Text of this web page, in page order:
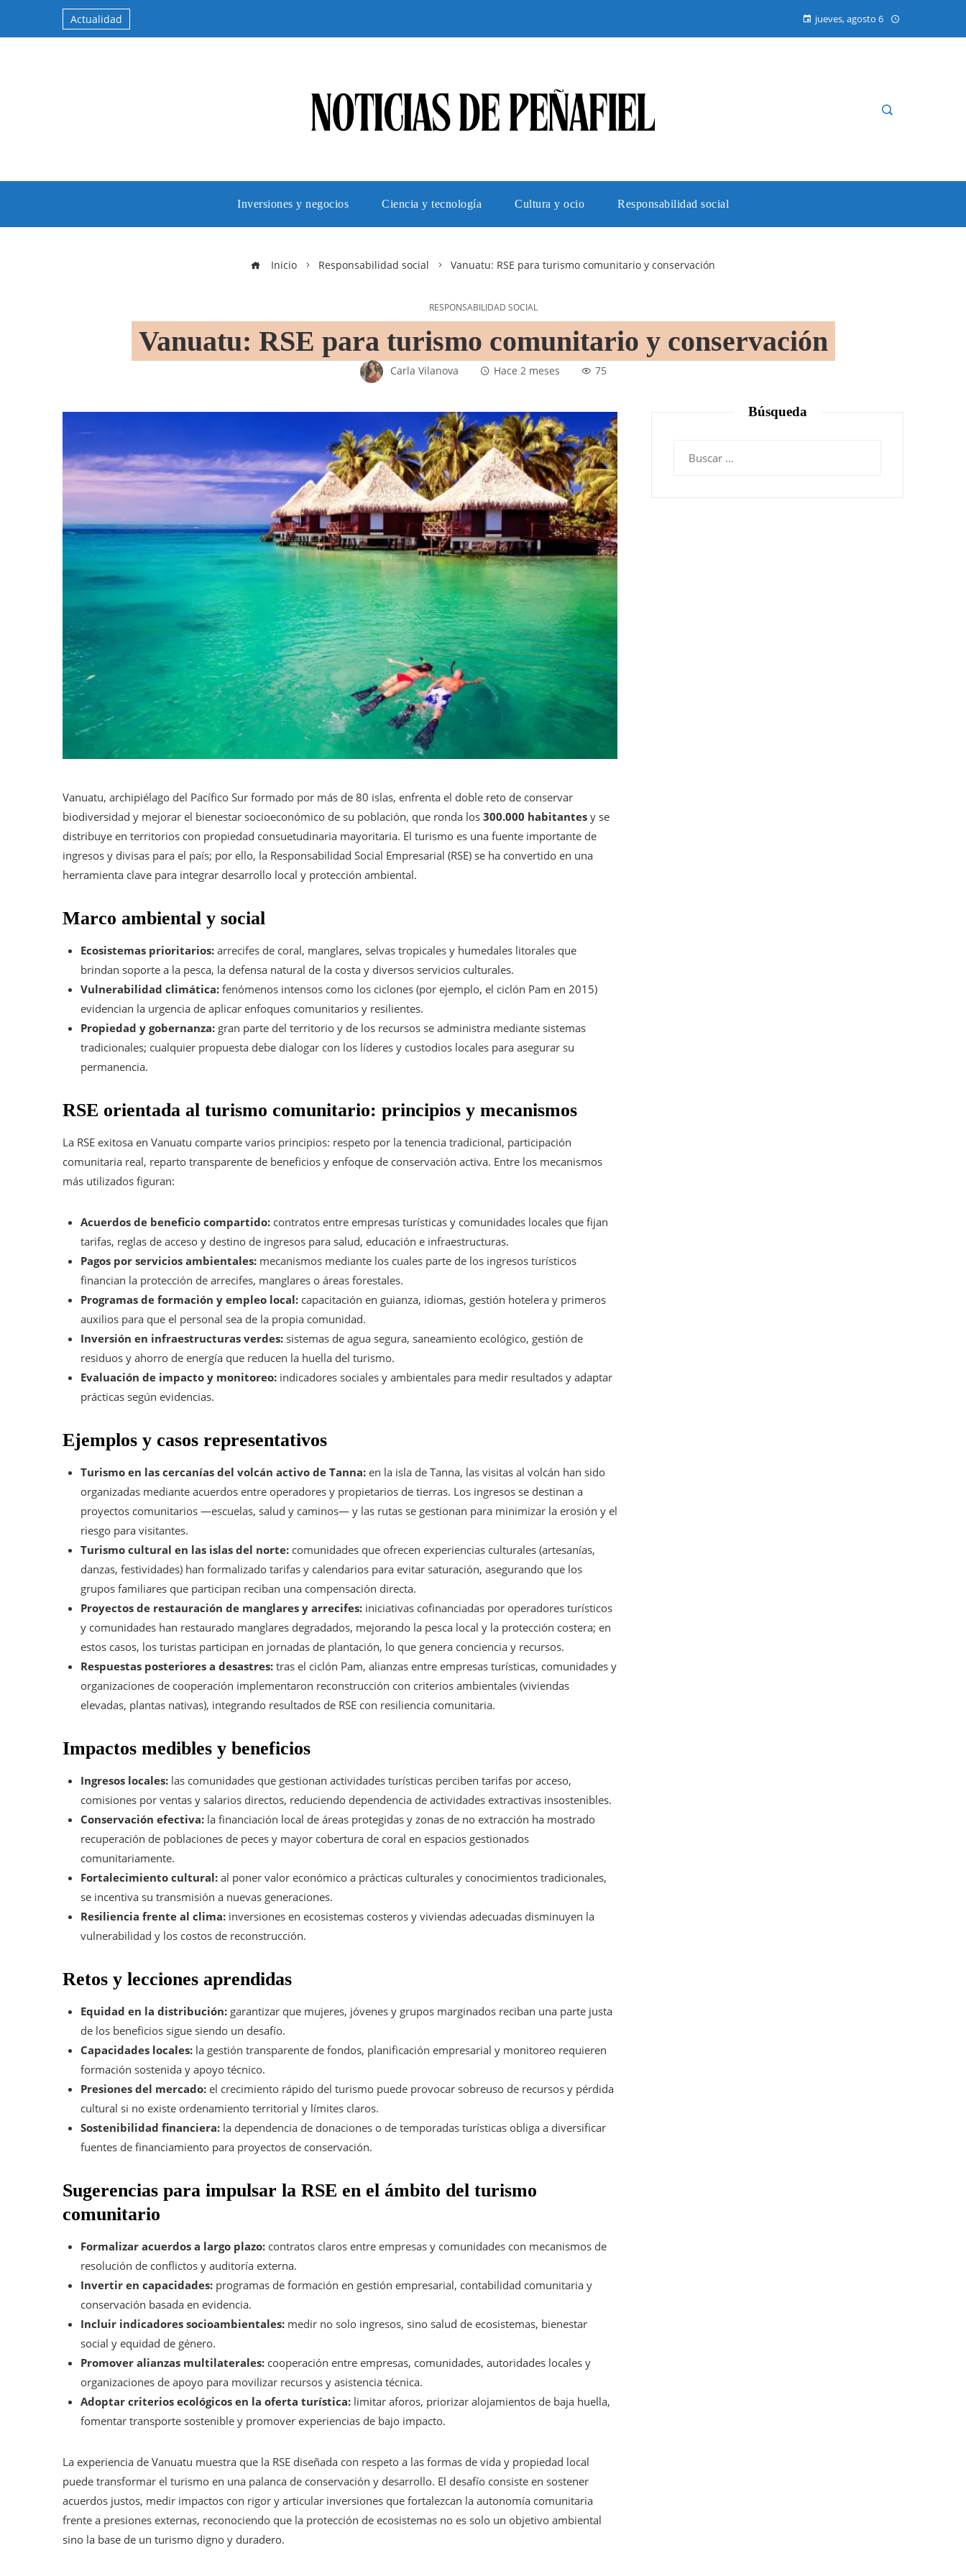
Actualidad jueves, agosto 6
Inversiones y negocios Ciencia y tecnología Cultura y ocio Responsabilidad social
Inicio Responsabilidad social Vanuatu: RSE para turismo comunitario y conservación
RESPONSABILIDAD SOCIAL
Vanuatu: RSE para turismo comunitario y conservación
Carla Vilanova Hace 2 meses 75
Vanuatu, archipiélago del Pacífico Sur formado por más de 80 islas, enfrenta el doble reto de conservar
biodiversidad y mejorar el bienestar socioeconómico de su población, que ronda los 300.000 habitantes y se
distribuye en territorios con propiedad consuetudinaria mayoritaria. El turismo es una fuente importante de
ingresos y divisas para el país; por ello, la Responsabilidad Social Empresarial (RSE) se ha convertido en una
herramienta clave para integrar desarrollo local y protección ambiental.
Marco ambiental y social
Ecosistemas prioritarios: arrecifes de coral, manglares, selvas tropicales y humedales litorales que
brindan soporte a la pesca, la defensa natural de la costa y diversos servicios culturales.
Vulnerabilidad climática: fenómenos intensos como los ciclones (por ejemplo, el ciclón Pam en 2015)
evidencian la urgencia de aplicar enfoques comunitarios y resilientes.
Propiedad y gobernanza: gran parte del territorio y de los recursos se administra mediante sistemas
tradicionales; cualquier propuesta debe dialogar con los líderes y custodios locales para asegurar su
permanencia.
RSE orientada al turismo comunitario: principios y mecanismos
La RSE exitosa en Vanuatu comparte varios principios: respeto por la tenencia tradicional, participación
comunitaria real, reparto transparente de beneficios y enfoque de conservación activa. Entre los mecanismos
más utilizados figuran:
Acuerdos de beneficio compartido: contratos entre empresas turísticas y comunidades locales que fijan
tarifas, reglas de acceso y destino de ingresos para salud, educación e infraestructuras.
Pagos por servicios ambientales: mecanismos mediante los cuales parte de los ingresos turísticos
financian la protección de arrecifes, manglares o áreas forestales.
Programas de formación y empleo local: capacitación en guianza, idiomas, gestión hotelera y primeros
auxilios para que el personal sea de la propia comunidad.
Inversión en infraestructuras verdes: sistemas de agua segura, saneamiento ecológico, gestión de
residuos y ahorro de energía que reducen la huella del turismo.
Evaluación de impacto y monitoreo: indicadores sociales y ambientales para medir resultados y adaptar
prácticas según evidencias.
Ejemplos y casos representativos
Turismo en las cercanías del volcán activo de Tanna: en la isla de Tanna, las visitas al volcán han sido
organizadas mediante acuerdos entre operadores y propietarios de tierras. Los ingresos se destinan a
proyectos comunitarios —escuelas, salud y caminos— y las rutas se gestionan para minimizar la erosión y el
riesgo para visitantes.
Turismo cultural en las islas del norte: comunidades que ofrecen experiencias culturales (artesanías,
danzas, festividades) han formalizado tarifas y calendarios para evitar saturación, asegurando que los
grupos familiares que participan reciban una compensación directa.
Proyectos de restauración de manglares y arrecifes: iniciativas cofinanciadas por operadores turísticos
y comunidades han restaurado manglares degradados, mejorando la pesca local y la protección costera; en
estos casos, los turistas participan en jornadas de plantación, lo que genera conciencia y recursos.
Respuestas posteriores a desastres: tras el ciclón Pam, alianzas entre empresas turísticas, comunidades y
organizaciones de cooperación implementaron reconstrucción con criterios ambientales (viviendas
elevadas, plantas nativas), integrando resultados de RSE con resiliencia comunitaria.
Impactos medibles y beneficios
Ingresos locales: las comunidades que gestionan actividades turísticas perciben tarifas por acceso,
comisiones por ventas y salarios directos, reduciendo dependencia de actividades extractivas insostenibles.
Conservación efectiva: la financiación local de áreas protegidas y zonas de no extracción ha mostrado
recuperación de poblaciones de peces y mayor cobertura de coral en espacios gestionados
comunitariamente.
Fortalecimiento cultural: al poner valor económico a prácticas culturales y conocimientos tradicionales,
se incentiva su transmisión a nuevas generaciones.
Resiliencia frente al clima: inversiones en ecosistemas costeros y viviendas adecuadas disminuyen la
vulnerabilidad y los costos de reconstrucción.
Retos y lecciones aprendidas
Equidad en la distribución: garantizar que mujeres, jóvenes y grupos marginados reciban una parte justa
de los beneficios sigue siendo un desafío.
Capacidades locales: la gestión transparente de fondos, planificación empresarial y monitoreo requieren
formación sostenida y apoyo técnico.
Presiones del mercado: el crecimiento rápido del turismo puede provocar sobreuso de recursos y pérdida
cultural si no existe ordenamiento territorial y límites claros.
Sostenibilidad financiera: la dependencia de donaciones o de temporadas turísticas obliga a diversificar
fuentes de financiamiento para proyectos de conservación.
Sugerencias para impulsar la RSE en el ámbito del turismo
comunitario
Formalizar acuerdos a largo plazo: contratos claros entre empresas y comunidades con mecanismos de
resolución de conflictos y auditoría externa.
Invertir en capacidades: programas de formación en gestión empresarial, contabilidad comunitaria y
conservación basada en evidencia.
Incluir indicadores socioambientales: medir no solo ingresos, sino salud de ecosistemas, bienestar
social y equidad de género.
Promover alianzas multilaterales: cooperación entre empresas, comunidades, autoridades locales y
organizaciones de apoyo para movilizar recursos y asistencia técnica.
Adoptar criterios ecológicos en la oferta turística: limitar aforos, priorizar alojamientos de baja huella,
fomentar transporte sostenible y promover experiencias de bajo impacto.
La experiencia de Vanuatu muestra que la RSE diseñada con respeto a las formas de vida y propiedad local
puede transformar el turismo en una palanca de conservación y desarrollo. El desafío consiste en sostener
acuerdos justos, medir impactos con rigor y articular inversiones que fortalezcan la autonomía comunitaria
frente a presiones externas, reconociendo que la protección de ecosistemas no es solo un objetivo ambiental
sino la base de un turismo digno y duradero.
Búsqueda